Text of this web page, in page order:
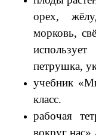
орех,
морковь,
петрушка,
учебник
класс.
рабочая
вокруг